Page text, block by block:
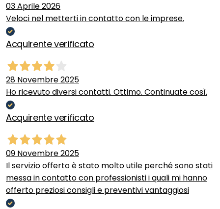
03 Aprile 2026
Veloci nel metterti in contatto con le imprese.
Acquirente verificato
28 Novembre 2025
Ho ricevuto diversi contatti. Ottimo. Continuate così.
Acquirente verificato
09 Novembre 2025
Il servizio offerto è stato molto utile perché sono stati
messa in contatto con professionisti i quali mi hanno
offerto preziosi consigli e preventivi vantaggiosi